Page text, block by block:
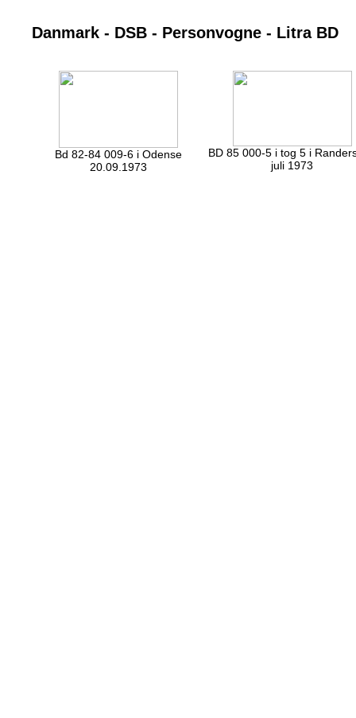
Danmark - DSB - Personvogne - Litra BD
Bd 82-84 009-6 i Odense
20.09.1973
BD 85 000-5 i tog 5 i
juli 1973